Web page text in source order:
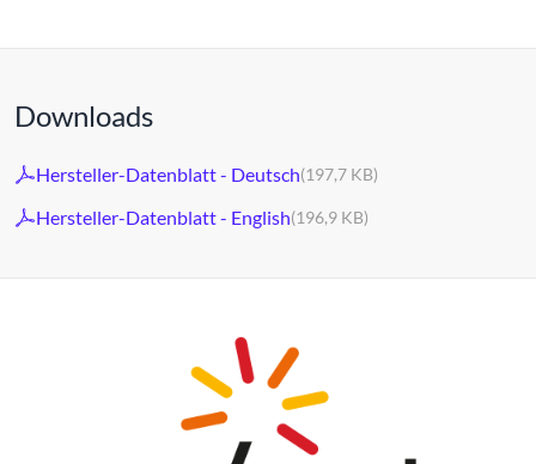
Downloads
Hersteller-Datenblatt - Deutsch(197,7 KB)
Hersteller-Datenblatt - English(196,9 KB)